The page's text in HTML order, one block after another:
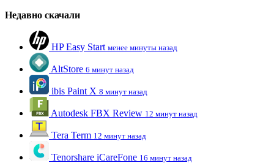
Недавно скачали
HP Easy Start менее минуты назад
AltStore 6 минут назад
ibis Paint X 8 минут назад
Autodesk FBX Review 12 минут назад
Tera Term 12 минут назад
Tenorshare iCareFone 16 минут назад